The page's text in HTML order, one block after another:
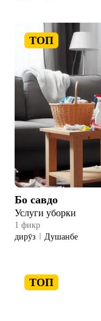
ТОП
Бо савдо
Услуги уборки
1 фикр
дирӯз
Душанбе
ТОП